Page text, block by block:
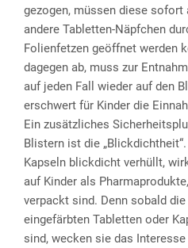
gezogen, müssen diese
andere Tabletten-Näpfchen
Folienfetzen geöffnet werden
dagegen ab, muss zur
auf jeden Fall wieder auf den
erschwert für Kinder die
Ein zusätzliches
Blistern ist die
Kapseln blickdicht verhüllt,
auf Kinder als
verpackt sind. Denn sobald
eingefärbten Tabletten oder
sind, wecken sie das